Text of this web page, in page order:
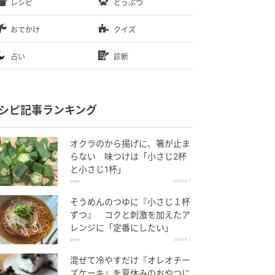
レシピ どうぶつ
おでかけ クイズ
占い 診断
ピ記事ランキング
オクラのから揚げに、箸が止ま
らない 味つけは「小さじ2杯
と小さじ1杯」
grape 2026.8.7
そうめんのつゆに『小さじ１杯
ずつ』 コクと刺激を加えたア
レンジに「定番にしたい」
grape 2026.8.7
混ぜて冷やすだけ『オレオチー
ズケーキ』を夏休みのおやつに